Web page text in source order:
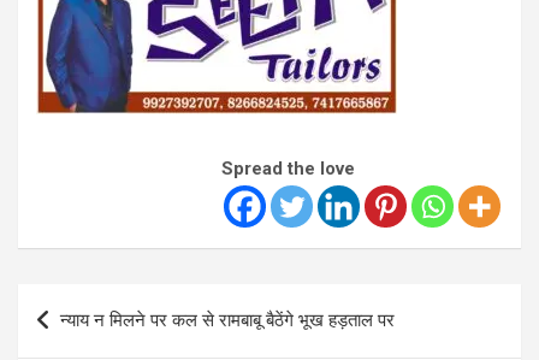
Spread the love
Post
navigation
न्याय न मिलने पर कल से रामबाबू बैठेंगे भूख हड़ताल पर